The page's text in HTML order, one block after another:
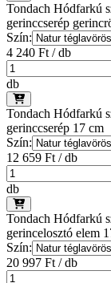
Tondach Hódfarkú
gerinccserép
Szín:
4 240 Ft / db
db
Tondach Hódfarkú
gerinccserép 17 cm
Szín:
12 659 Ft / db
db
Tondach Hódfarkú
gerincelosztó elem
Szín:
20 997 Ft / db